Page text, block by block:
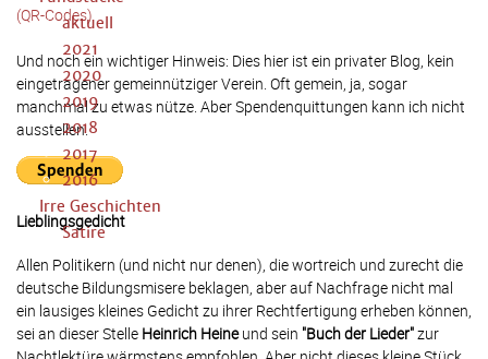
aktuell
2021
2020
2019
2018
2017
2016
Irre Geschichten
Satire
(QR-Codes)
Und noch ein wichtiger Hinweis: Dies hier ist ein privater Blog, kein
eingetragener gemeinnütziger Verein. Oft gemein, ja, sogar
manchmal zu etwas nütze. Aber Spendenquittungen kann ich nicht
ausstellen.
Lieblingsgedicht
Allen Politikern (und nicht nur denen), die wortreich und zurecht die
deutsche Bildungsmisere beklagen, aber auf Nachfrage nicht mal
ein lausiges kleines Gedicht zu ihrer Rechtfertigung erheben können,
sei an dieser Stelle Heinrich Heineund sein "Buch der Lieder"zur